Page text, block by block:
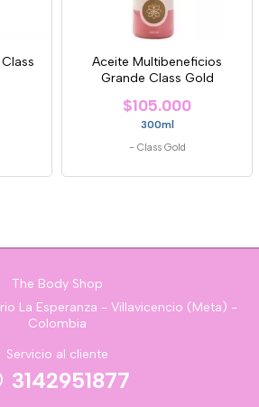
Aceite Multibeneficios
Grande Class Gold
$105.000
300ml
- Class Gold
The Body Shop
La Esperanza - Villavicencio (Meta) -
Colombia
Servicio al cliente
3142951877